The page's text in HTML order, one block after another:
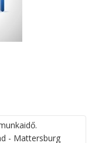
- Mattersburg